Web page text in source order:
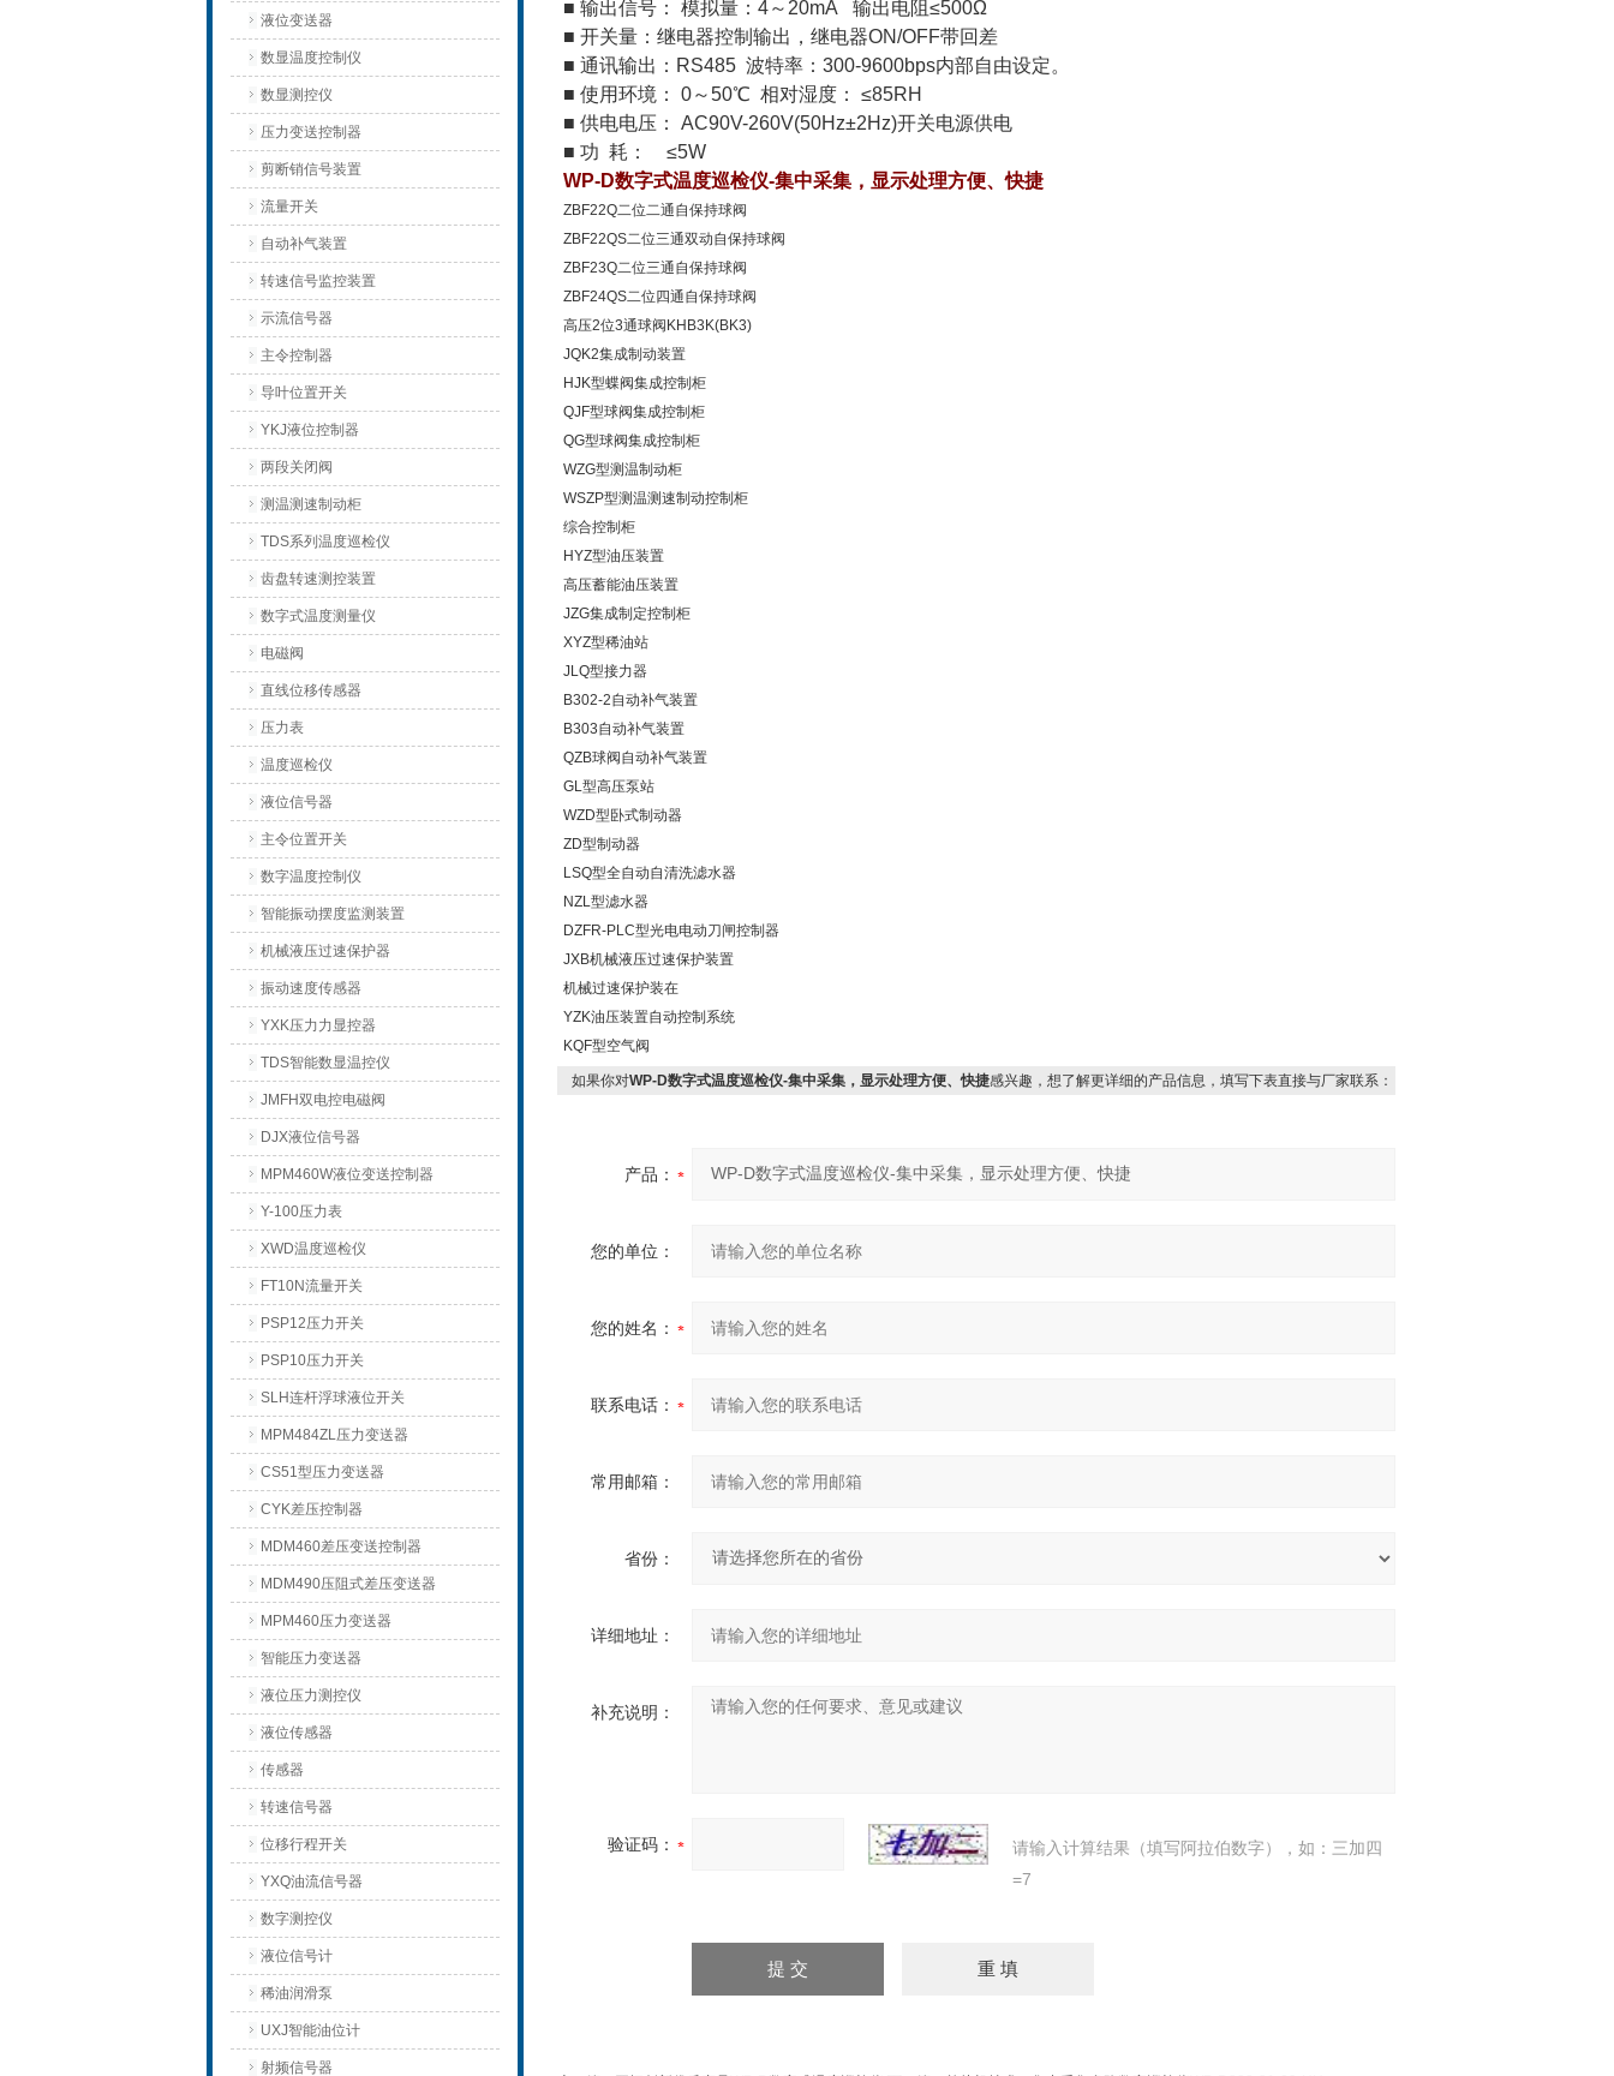
液位变送器
数显温度控制仪
数显测控仪
压力变送控制器
剪断销信号装置
流量开关
自动补气装置
转速信号监控装置
示流信号器
主令控制器
导叶位置开关
YKJ液位控制器
两段关闭阀
测温测速制动柜
TDS系列温度巡检仪
齿盘转速测控装置
数字式温度测量仪
电磁阀
直线位移传感器
压力表
温度巡检仪
液位信号器
主令位置开关
数字温度控制仪
智能振动摆度监测装置
机械液压过速保护器
振动速度传感器
YXK压力力显控器
TDS智能数显温控仪
JMFH双电控电磁阀
DJX液位信号器
MPM460W液位变送控制器
Y-100压力表
XWD温度巡检仪
FT10N流量开关
PSP12压力开关
PSP10压力开关
SLH连杆浮球液位开关
MPM484ZL压力变送器
CS51型压力变送器
CYK差压控制器
MDM460差压变送控制器
MDM490压阻式差压变送器
MPM460压力变送器
智能压力变送器
液位压力测控仪
液位传感器
传感器
转速信号器
位移行程开关
YXQ油流信号器
数字测控仪
液位信号计
稀油润滑泵
UXJ智能油位计
射频信号器
■ 输出信号： 模拟量：4～20mA 输出电阻≤500Ω
■ 开关量：继电器控制输出，继电器ON/OFF带回差
■ 通讯输出：RS485 波特率：300-9600bps内部自由设定。
■ 使用环境： 0～50℃ 相对湿度： ≤85RH
■ 供电电压： AC90V-260V(50Hz±2Hz)开关电源供电
■ 功 耗： ≤5W
WP-D数字式温度巡检仪-集中采集，显示处理方便、快捷
ZBF22Q二位二通自保持球阀
ZBF22QS二位三通双动自保持球阀
ZBF23Q二位三通自保持球阀
ZBF24QS二位四通自保持球阀
高压2位3通球阀KHB3K(BK3)
JQK2集成制动装置
HJK型蝶阀集成控制柜
QJF型球阀集成控制柜
QG型球阀集成控制柜
WZG型测温制动柜
WSZP型测温测速制动控制柜
综合控制柜
HYZ型油压装置
高压蓄能油压装置
JZG集成制定控制柜
XYZ型稀油站
JLQ型接力器
B302-2自动补气装置
B303自动补气装置
QZB球阀自动补气装置
GL型高压泵站
WZD型卧式制动器
ZD型制动器
LSQ型全自动自清洗滤水器
NZL型滤水器
DZFR-PLC型光电电动刀闸控制器
JXB机械液压过速保护装置
机械过速保护装在
YZK油压装置自动控制系统
KQF型空气阀
如果你对WP-D数字式温度巡检仪-集中采集，显示处理方便、快捷感兴趣，想了解更详细的产品信息，填写下表直接与厂家联系：
产品：
您的单位：
您的姓名：
联系电话：
常用邮箱：
省份：
详细地址：
补充说明：
验证码：
请输入计算结果（填写阿拉伯数字），如：三加四
=7